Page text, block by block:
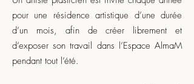
pour une résidence artistique d’une durée
d’un mois, afin de créer librement et
d’exposer son travail dans l’Espace AlmaM
pendant tout l’été.